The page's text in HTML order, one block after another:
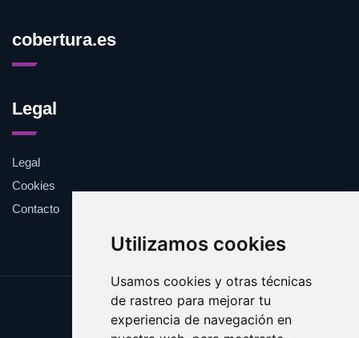
Utilizamos cookies
Usamos cookies y otras técnicas
de rastreo para mejorar tu
experiencia de navegación en
cobertura.es
Legal
Legal
Cookies
Contacto
Update cookies preferences
Copyright © 2025 cobertura.es